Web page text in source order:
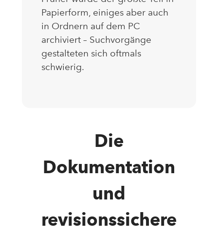
Papierform, einiges aber auch
in Ordnern auf dem PC
archiviert – Suchvorgänge
gestalteten sich oftmals
schwierig.
Die
Dokumentation
und
revisionssichere